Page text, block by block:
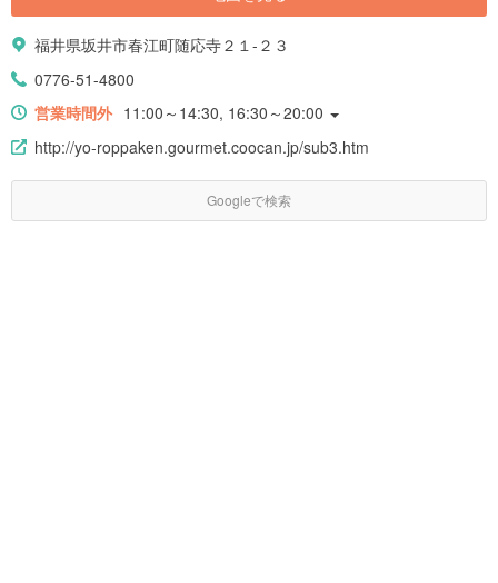
福井県坂井市春江町随応寺２１-２３
0776-51-4800
営業時間外 11:00～14:30, 16:30～20:00
http://yo-roppaken.gourmet.coocan.jp/sub3.htm
Googleで検索